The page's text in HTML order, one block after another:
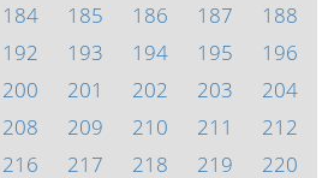
184 185 186 187
188
192 193 194 195
196
200 201 202 203
204
208 209 210 211
212
216 217 218 219 220